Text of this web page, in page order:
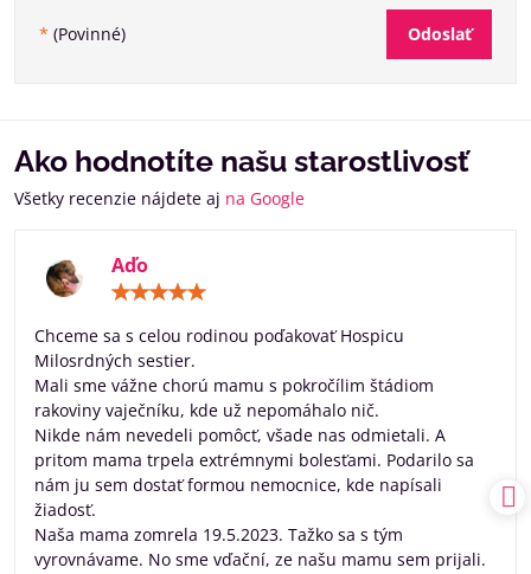
* (Povinné) Odoslať
Ako hodnotíte našu starostlivosť
Všetky recenzie nájdete aj na Google
Aďo
5
Chceme sa s celou rodinou poďakovať Hospicu
Milosrdných sestier.
Mali sme vážne chorú mamu s pokročílim štádiom
rakoviny vaječníku, kde už nepomáhalo nič.
Nikde nám nevedeli pomôcť, všade nas odmietali. A
pritom mama trpela extrémnymi bolesťami. Podarilo sa
nám ju sem dostať formou nemocnice, kde napísali
žiadosť.
Naša mama zomrela 19.5.2023. Tažko sa s tým
vyrovnávame. No sme vďační, ze našu mamu sem prijali.